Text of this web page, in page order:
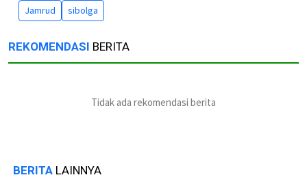
Jamrud sibolga
REKOMENDASI BERITA
Tidak ada rekomendasi berita
BERITA LAINNYA